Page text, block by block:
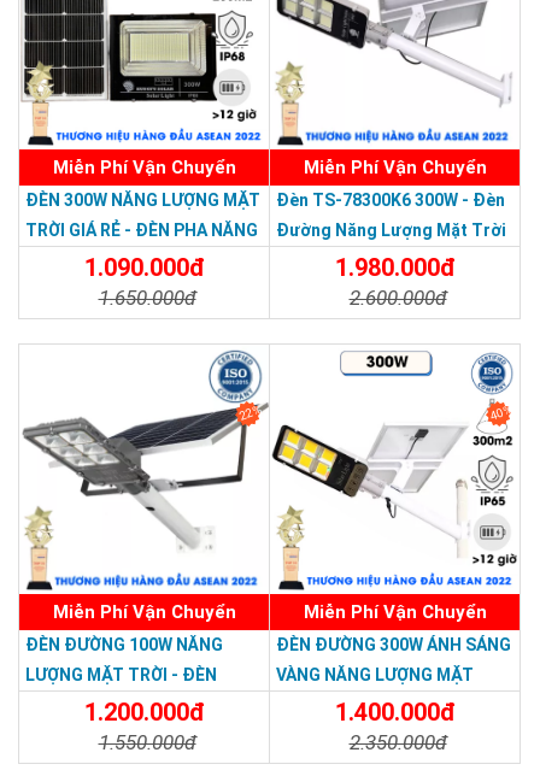
Thương hiệu dẫn đầu Việt Nam 2023
Miễn Phí Vận Chuyển
ĐÈN 300W NĂNG LƯỢNG MẶT
TRỜI GIÁ RẺ - ĐÈN PHA NĂNG
LƯỢNG MẶT TRỜI 300W MẪU
1.090.000đ
1.650.000đ
Miễn Phí Vận Chuyển
Đèn TS-78300K6 300W - Đèn
Đường Năng Lượng Mặt Trời
300W TS-78300K6 - Solar
Light 300W
1.980.000đ
2.600.000đ
22%
Miễn Phí Vận Chuyển
ĐÈN ĐƯỜNG 100W NĂNG
LƯỢNG MẶT TRỜI - ĐÈN
ĐƯỜNG NĂNG LƯỢNG MẶT
TRỜI 100W GIÁ RẺ - Solar
Light 100W
1.200.000đ
1.550.000đ
40%
Miễn Phí Vận Chuyển
ĐÈN ĐƯỜNG 300W ÁNH SÁNG
VÀNG NĂNG LƯỢNG MẶT
TRỜI - Solar Light 300W
1.400.000đ
2.350.000đ